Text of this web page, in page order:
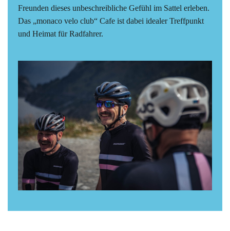
Freunden dieses unbeschreibliche Gefühl im Sattel erleben.
Das „monaco velo club“ Cafe ist dabei idealer Treffpunkt
und Heimat für Radfahrer.